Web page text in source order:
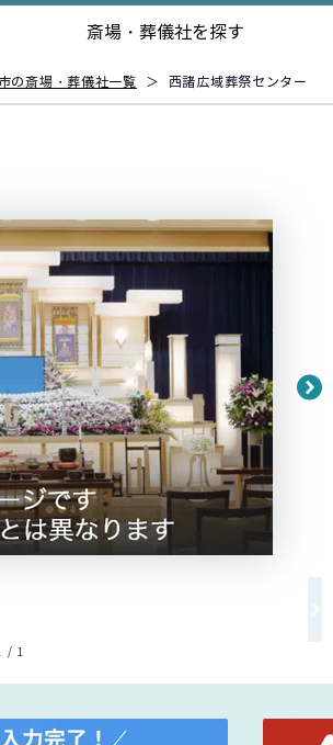
斎場・葬儀社を探す
の斎場・葬儀社一覧 ＞ 西諸広域葬祭センター
/ 1